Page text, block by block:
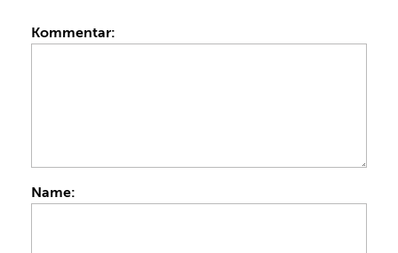
Kommentar:
Name: